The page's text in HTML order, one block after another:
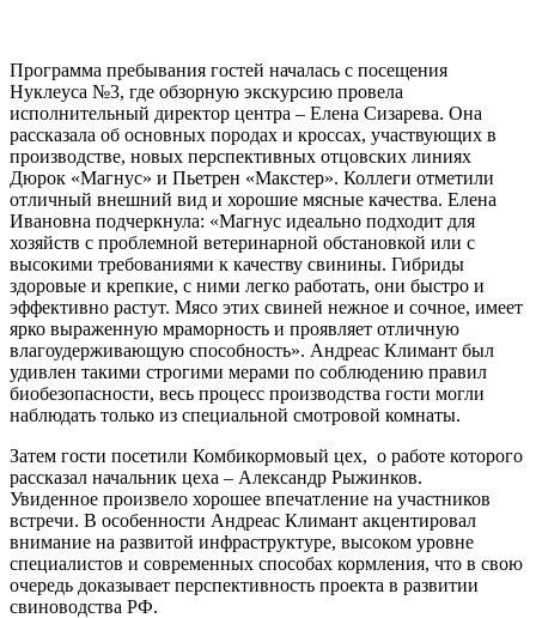
Программа пребывания гостей началась с посещения
Нуклеуса №3, где обзорную экскурсию провела
исполнительный директор центра – Елена Сизарева. Она
рассказала об основных породах и кроссах, участвующих в
производстве, новых перспективных отцовских линиях
Дюрок «Магнус» и Пьетрен «Макстер». Коллеги отметили
отличный внешний вид и хорошие мясные качества. Елена
Ивановна подчеркнула: «Магнус идеально подходит для
хозяйств с проблемной ветеринарной обстановкой или с
высокими требованиями к качеству свинины. Гибриды
здоровые и крепкие, с ними легко работать, они быстро и
эффективно растут. Мясо этих свиней нежное и сочное, имеет
ярко выраженную мраморность и проявляет отличную
влагоудерживающую способность». Андреас Климант был
удивлен такими строгими мерами по соблюдению правил
биобезопасности, весь процесс производства гости могли
наблюдать только из специальной смотровой комнаты.
Затем гости посетили Комбикормовый цех, о работе которого
рассказал начальник цеха – Александр Рыжинков.
Увиденное произвело хорошее впечатление на участников
встречи. В особенности Андреас Климант акцентировал
внимание на развитой инфраструктуре, высоком уровне
специалистов и современных способах кормления, что в свою
очередь доказывает перспективность проекта в развитии
свиноводства РФ.